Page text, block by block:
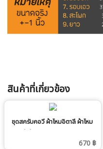
สินค้าที่เกี่ยวข้อง
ชุดสครับคอวี ผ้าไหมอิตาลี ผ้าไหม
อิตาลี สีเทา
670 ฿